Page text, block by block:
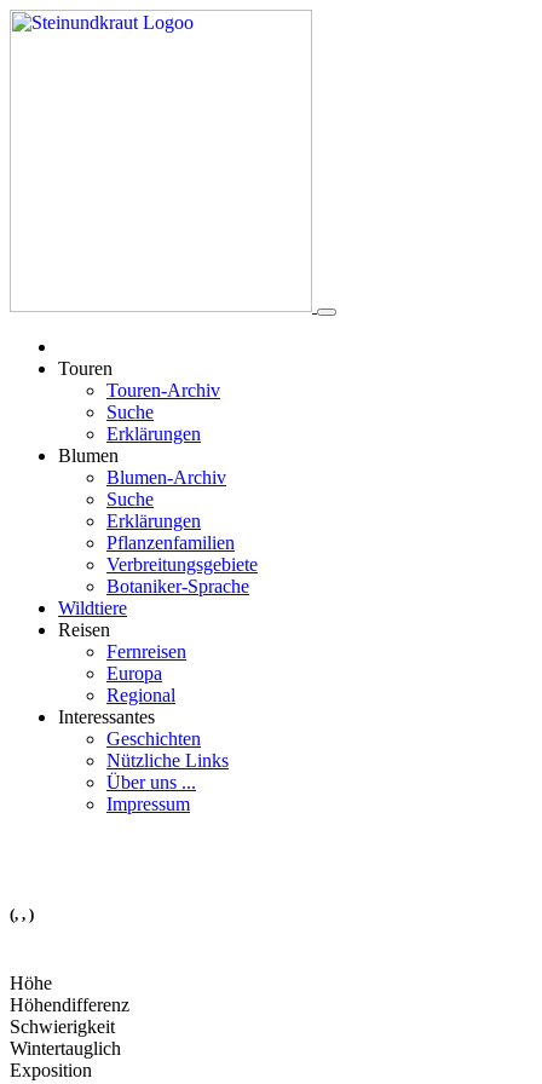
Touren
Touren-Archiv
Suche
Erklärungen
Blumen
Blumen-Archiv
Suche
Erklärungen
Pflanzenfamilien
Verbreitungsgebiete
Botaniker-Sprache
Wildtiere
Reisen
Fernreisen
Europa
Regional
Interessantes
Geschichten
Nützliche Links
Über uns ...
Impressum
(, , )
Höhe
Höhendifferenz
Schwierigkeit
Wintertauglich
Exposition